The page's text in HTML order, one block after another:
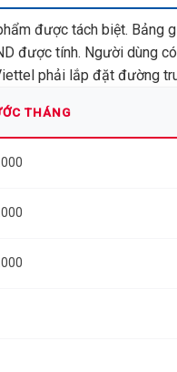
được tách biệt.
được tính. Người dùng
phải lắp đặt đường
THÁNG